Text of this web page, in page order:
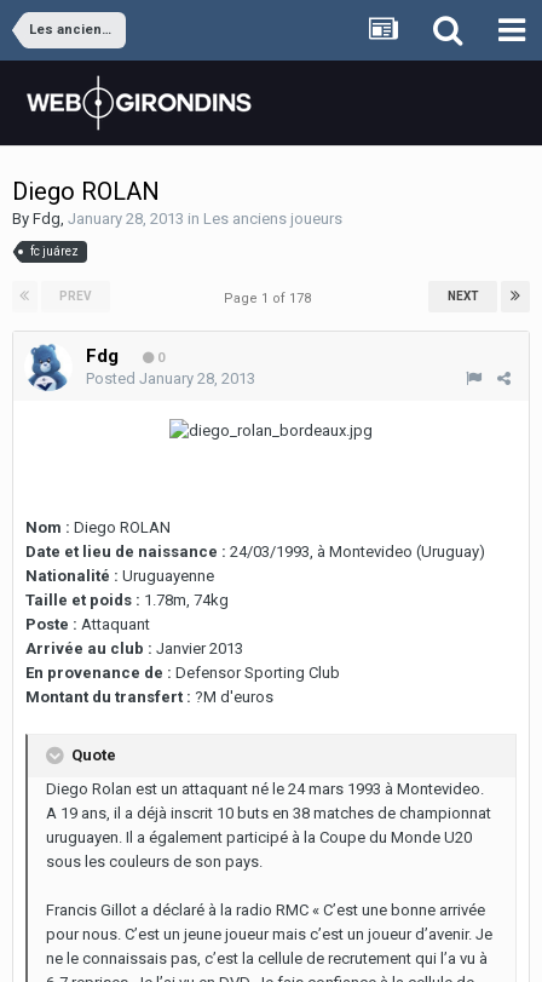
Les anciens joueurs
Diego ROLAN
By Fdg, January 28, 2013 in Les anciens joueurs
fc juárez
PREV NEXT
Page 1 of 178
Fdg 0
Posted January 28, 2013
Nom : Diego ROLAN
Date et lieu de naissance : 24/03/1993, à Montevideo (Uruguay)
Nationalité : Uruguayenne
Taille et poids : 1.78m, 74kg
Poste : Attaquant
Arrivée au club : Janvier 2013
En provenance de : Defensor Sporting Club
Montant du transfert : ?M d'euros
Quote
Diego Rolan est un attaquant né le 24 mars 1993 à Montevideo.
A 19 ans, il a déjà inscrit 10 buts en 38 matches de championnat
uruguayen. Il a également participé à la Coupe du Monde U20
sous les couleurs de son pays.
Francis Gillot a déclaré à la radio RMC « C’est une bonne arrivée
pour nous. C’est un jeune joueur mais c’est un joueur d’avenir. Je
ne le connaissais pas, c’est la cellule de recrutement qui l’a vu à